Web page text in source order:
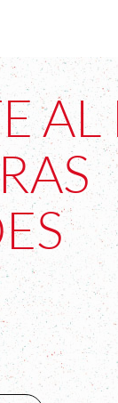
AL